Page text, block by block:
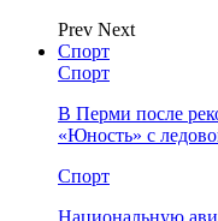
Prev Next
Спорт
Спорт
В Перми после
«Юность» с
Спорт
Национальную